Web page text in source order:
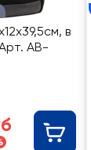
в
AB-